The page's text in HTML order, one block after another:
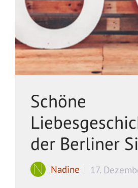
Schöne
der Berliner
Nadine
17.